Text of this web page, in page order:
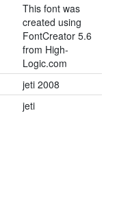
This font was
created using
FontCreator 5.6
from High-
Logic.com
jeti 2008
jeti